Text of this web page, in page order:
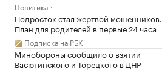
Политика
Подросток стал жертвой мошенников.
План для родителей в первые 24 часа
Подписка на РБК
Минобороны сообщило о взятии
Васютинского и Торецкого в ДНР